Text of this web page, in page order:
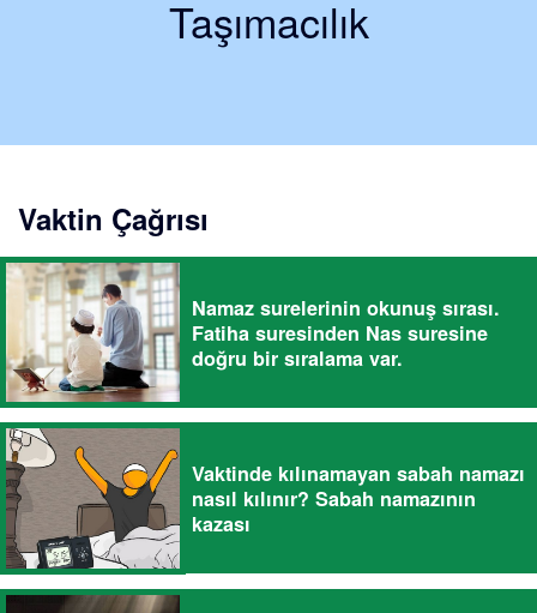
Taşımacılık
Vaktin Çağrısı
Namaz surelerinin okunuş sırası.
Fatiha suresinden Nas suresine
doğru bir sıralama var.
Vaktinde kılınamayan sabah namazı
nasıl kılınır? Sabah namazının
kazası